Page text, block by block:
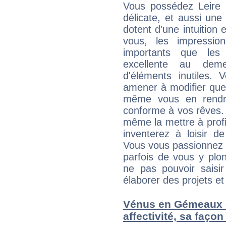
Vous possédez
délicate, et aussi
dotent d'une intuition
vous, les
importants que
excellente au
d'éléments inutiles.
amener à modifier
même vous en
conforme à vos
même la mettre à
inventerez à loisir
Vous vous
parfois de vous y
ne pas pouvoir
élaborer des projets
Vénus en
affectivité, sa